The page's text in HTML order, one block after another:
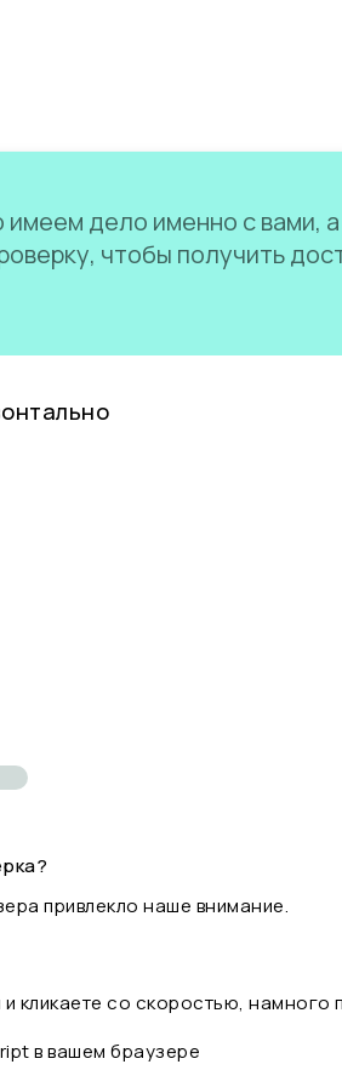
дело именно с вами,
чтобы получить
привлекло наше внимание.
кликаете со скоростью,
в вашем браузере